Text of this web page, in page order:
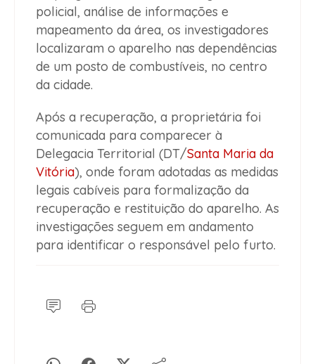
policial, análise de informações e
mapeamento da área, os investigadores
localizaram o aparelho nas dependências
de um posto de combustíveis, no centro
da cidade.
Após a recuperação, a proprietária foi
comunicada para comparecer à
Delegacia Territorial (DT/Santa Maria da
Vitória), onde foram adotadas as medidas
legais cabíveis para formalização da
recuperação e restituição do aparelho. As
investigações seguem em andamento
para identificar o responsável pelo furto.